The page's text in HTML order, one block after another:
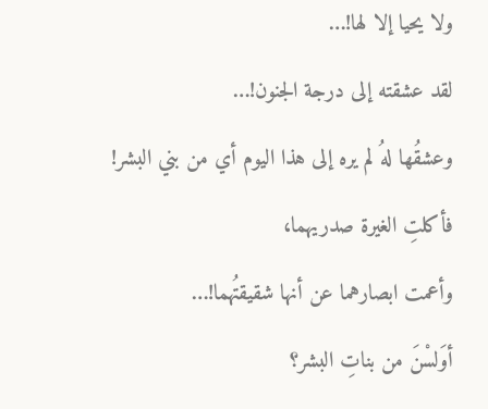
ولا يحيا إلا لها!…
لقد عشقته إلى درجة الجنون!…
وعشقُها لهُ لم يره إلى هذا اليوم أي من بني البشر!
فأكلتِ الغيرة صدريهما،
وأعمت ابصارهما عن أنها شقيقتُهما!…
أوَلسْنَ من بناتِ البشر؟